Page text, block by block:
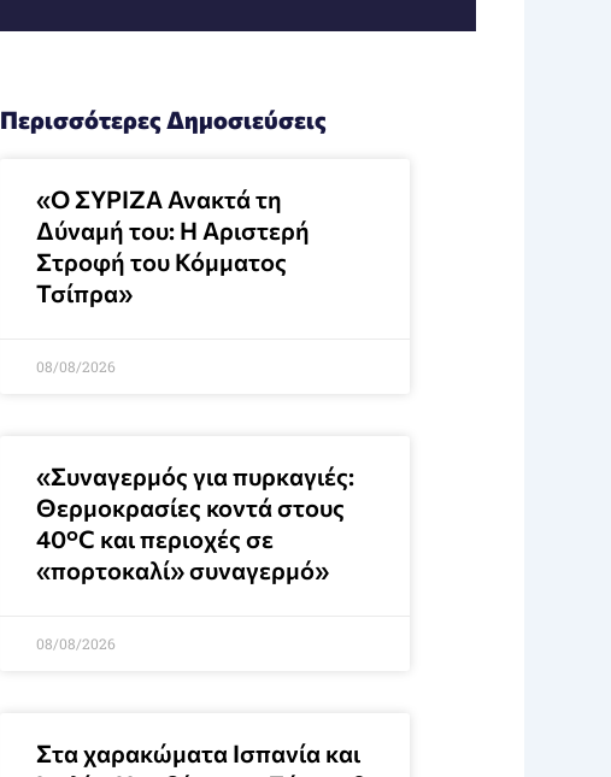
Περισσότερες Δημοσιεύσεις
«Ο ΣΥΡΙΖΑ Ανακτά τη
Δύναμή του: Η Αριστερή
Στροφή του Κόμματος
Τσίπρα»
08/08/2026
«Συναγερμός για πυρκαγιές:
Θερμοκρασίες κοντά στους
40°C και περιοχές σε
«πορτοκαλί» συναγερμό»
08/08/2026
Στα χαρακώματα Ισπανία και